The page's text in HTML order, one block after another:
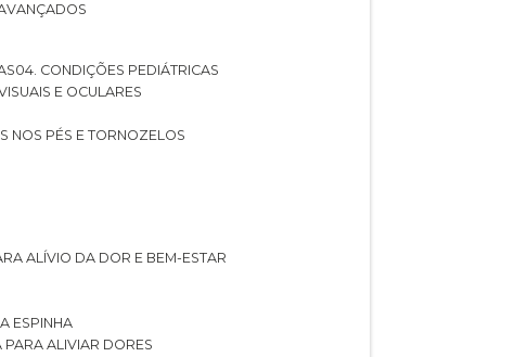
04. CONDIÇÕES PEDIÁTRICAS
E OCULARES
NOS PÉS E TORNOZELOS
ALÍVIO DA DOR E BEM-ESTAR
ESPINHA
PARA ALIVIAR DORES